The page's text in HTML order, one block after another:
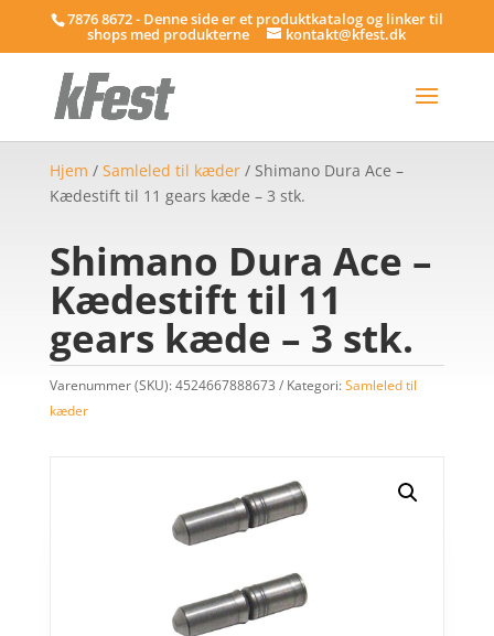
7876 8672 - Denne side er et produktkatalog og linker til
shops med produkterne kontakt@kfest.dk
Hjem / Samleled til kæder/ Shimano Dura Ace –
Kædestift til 11 gears kæde – 3 stk.
Shimano Dura Ace –
Kædestift til 11
gears kæde – 3 stk.
Varenummer (SKU):4524667888673 Kategori:Samleled til
kæder